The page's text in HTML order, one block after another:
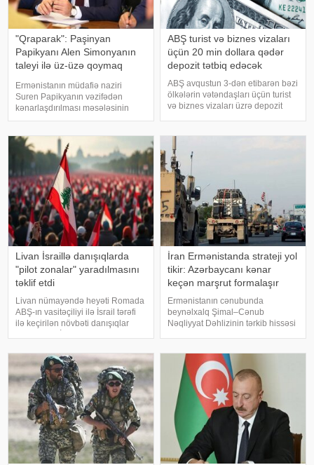
"Qraparak": Paşinyan
Papikyanı Alen Simonyanın
taleyi ilə üz-üzə qoymaq
Ermənistanın müdafiə naziri
Suren Papikyanın vəzifədən
kənarlaşdırılması məsələsinin
gündəmə gəldiyi iddia olunur.
hakimiyyət daxilindəki mənbələrə
istinadən yazır ki, Baş nazi
ABŞ turist və biznes vizaları
üçün 20 min dollara qədər
depozit tətbiq edəcək
ABŞ avqustun 3-dən etibarən bəzi
ölkələrin vətəndaşları üçün turist
və biznes vizaları üzrə depozit
barədə ABŞ Dövlət
Departamentinin avqustun 1-də
yenilənmiş bildirişind
Livan İsraillə danışıqlarda
"pilot zonalar" yaradılmasını
təklif etdi
Livan nümayəndə heyəti Romada
ABŞ-ın vasitəçiliyi ilə İsrail tərəfi
ilə keçirilən növbəti danışıqlar
yaradılmasını müzakirəyə təklif
edib. Bu barəd
İran Ermənistanda strateji yol
tikir: Azərbaycanı kənar
keçən marşrut formalaşır
Ermənistanın cənubunda
beynəlxalq Şimal–Cənub
Nəqliyyat Dəhlizinin tərkib hissəsi
tikintisi davam edir.
KONKRET.azbakupost-a
istinadən xəbər verir ki, bu barəd